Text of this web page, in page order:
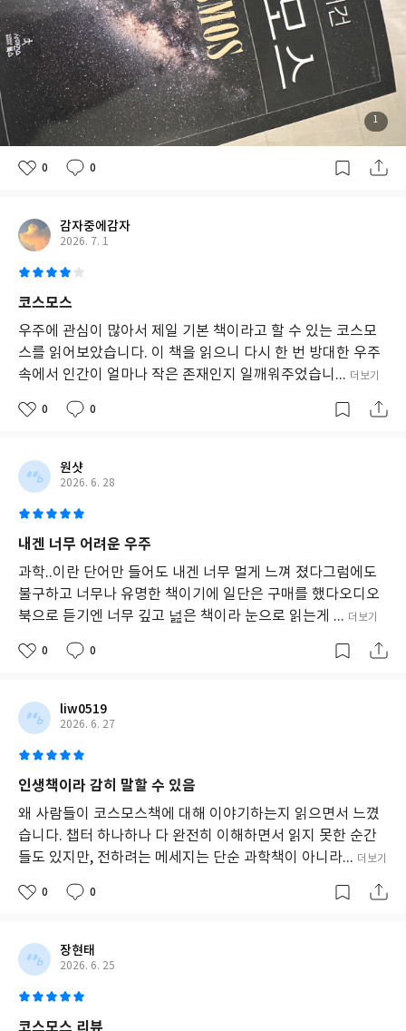
1
0 0
감자중에감자
2026. 7. 1
코스모스
우주에 관심이 많아서 제일 기본 책이라고 할 수 있는 코스모
스를 읽어보았습니다. 이 책을 읽으니 다시 한 번 방대한 우주
속에서 인간이 얼마나 작은 존재인지 일깨워주었습니... 더보기
0 0
원샷
2026. 6. 28
내겐 너무 어려운 우주
과학..이란 단어만 들어도 내겐 너무 멀게 느껴 졌다그럼에도
불구하고 너무나 유명한 책이기에 일단은 구매를 했다오디오
북으로 듣기엔 너무 깊고 넖은 책이라 눈으로 읽는게 ... 더보기
0 0
liw0519
2026. 6. 27
인생책이라 감히 말할 수 있음
왜 사람들이 코스모스책에 대해 이야기하는지 읽으면서 느꼈
습니다. 챕터 하나하나 다 완전히 이해하면서 읽지 못한 순간
들도 있지만, 전하려는 메세지는 단순 과학책이 아니라... 더보기
0 0
장현태
2026. 6. 25